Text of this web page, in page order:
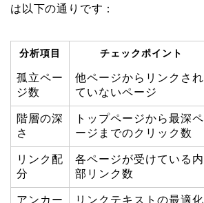
は以下の通りです：
分析項目 チェックポイント
孤立ペー
ジ数
他ページからリンクされ
ていないページ
階層の深
さ
トップページから最深ペ
ージまでのクリック数
リンク配
分
各ページが受けている内
部リンク数
アンカー
リンクテキストの最適化